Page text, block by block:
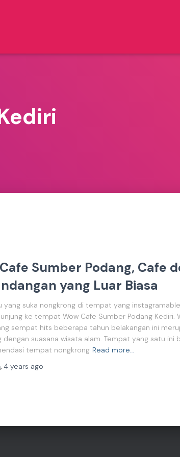
Sumber Podang, Cafe
yang Luar Biasa
yang suka nongkrong di tempat yang
ke tempat Wow Cafe Sumber Podang Kediri.
sempat hits beberapa tahun belakangan ini
dengan suasana wisata alam. Tempat yang satu ini
tempat nongkrong Read more…
, 4 years ago